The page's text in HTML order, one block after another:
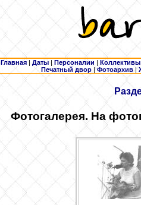
Главная | Даты | Персоналии | Коллективы
Печатный двор |Фотоархив |
Фотогалерея. На